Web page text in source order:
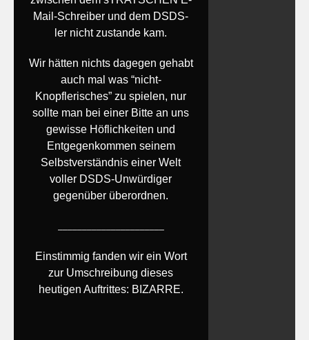
Mail-Schreiber und dem DSDS-
ler nicht zustande kam.
Wir hätten nichts dagegen gehabt
auch mal was “nicht-
Knopflerisches” zu spielen, nur
sollte man bei einer Bitte an uns
gewisse Höflichkeiten und
Entgegenkommen seinem
Selbstverständnis einer Welt
voller DSDS-Unwürdiger
gegenüber überordnen.
Einstimmig fanden wir ein Wort
zur Umschreibung dieses
heutigen Auftrittes: BIZARRE.